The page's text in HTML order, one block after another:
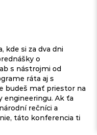
kde si za dva dni
o
s nástrojmi od
ráta aj s
budeš mať priestor na
engineeringu. Ak ťa
rečníci a
táto konferencia ti